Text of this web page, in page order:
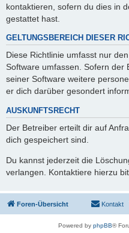
kontaktieren, sofern du dies in
gestattet hast.
GELTUNGSBEREICH DIESER
Diese Richtlinie umfasst nur
Software umfassen. Sofern der
seiner Software weitere
er dich darüber gesondert
AUSKUNFTSRECHT
Der Betreiber erteilt dir auf
dich gespeichert sind.
Du kannst jederzeit die
verlangen. Kontaktiere hierzu
Foren-Übersicht Kontakt
Powered by phpBB®